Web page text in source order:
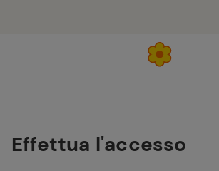
Effettua l'accesso